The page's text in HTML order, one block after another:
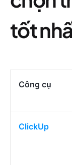
tốt
Công cụ
ClickUp